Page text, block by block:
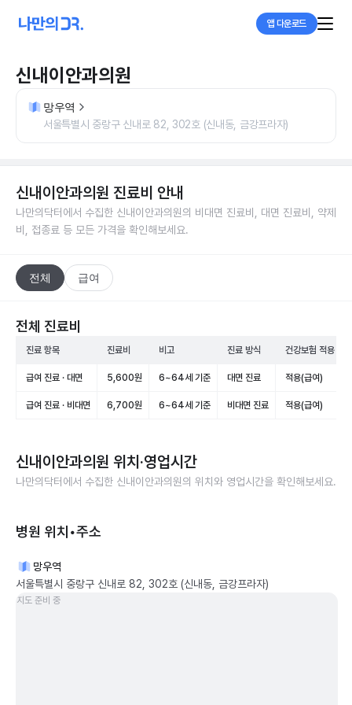
앱 다운로드
신내이안과의원
망우역
서울특별시 중랑구 신내로 82, 302호 (신내동, 금강프라자)
신내이안과의원 진료비 안내
나만의닥터에서 수집한 신내이안과의원의 비대면 진료비, 대면 진료비, 약제
비, 접종료 등 모든 가격을 확인해보세요.
전체 급여
전체 진료비
진료 항목 진료비 비고 진료 방식 건강보험 적용
급여 진료 · 대면 5,600원 6~64세 기준 대면 진료 적용(급여)
급여 진료 · 비대면 6,700원 6~64세 기준 비대면 진료 적용(급여)
신내이안과의원 위치·영업시간
나만의닥터에서 수집한 신내이안과의원의 위치와 영업시간을 확인해보세요.
병원 위치•주소
망우역
서울특별시 중랑구 신내로 82, 302호 (신내동, 금강프라자)
지도 준비 중